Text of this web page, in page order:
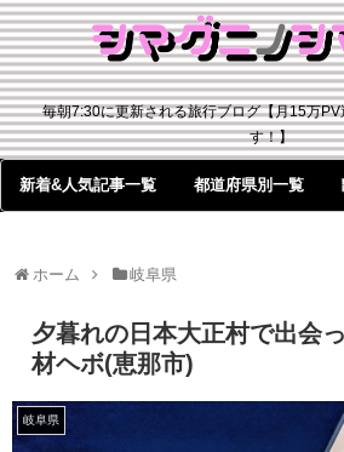
毎朝7:30に更新される旅行ブログ【月15万
す！】
新着&人気記事一覧 都道府県別一覧
ホーム 岐阜県
夕暮れの日本大正村で出会
材ヘボ(恵那市)
岐阜県